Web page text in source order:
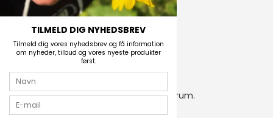
E-mail
2026 © Outdoor i Centrum.
TILMELD DIG NYHEDSBREV
Tilmeld dig vores nyhedsbrev og få information
om nyheder, tilbud og vores nyeste produkter
først.